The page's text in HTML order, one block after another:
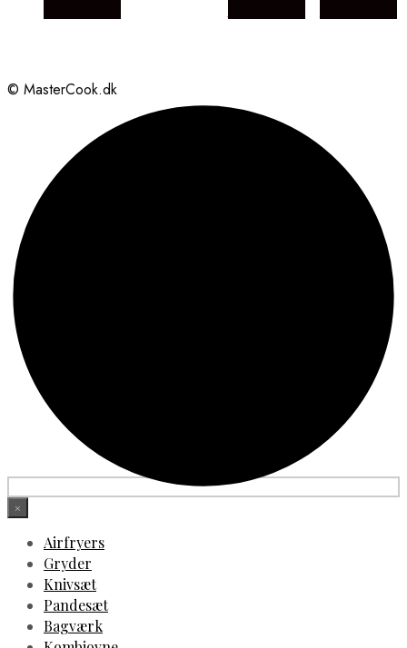
© MasterCook.dk
×
Airfryers
Gryder
Knivsæt
Pandesæt
Bagværk